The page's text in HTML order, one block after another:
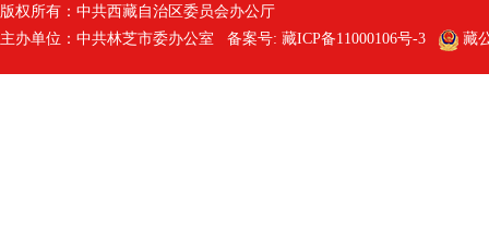
版权所有：中共西藏自治区委员会办公厅
主办单位：中共林芝市委办公室 备案号: 藏ICP备11000106号-3 藏